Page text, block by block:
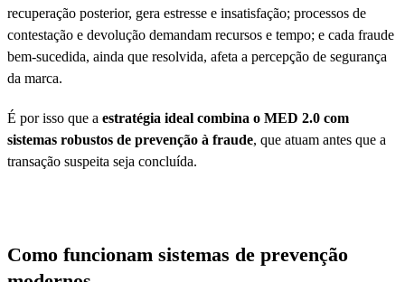
recuperação posterior, gera estresse e insatisfação; processos de
contestação e devolução demandam recursos e tempo; e cada fraude
bem-sucedida, ainda que resolvida, afeta a percepção de segurança
da marca.
É por isso que a estratégia ideal combina o MED 2.0 com
sistemas robustos de prevenção à fraude, que atuam antes que a
transação suspeita seja concluída.
Como funcionam sistemas de prevenção